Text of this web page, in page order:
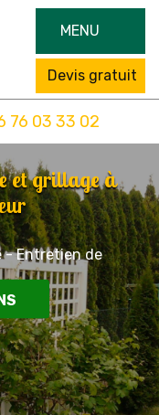
MENU
Devis gratuit
76 03 33 02
et grillage à
- Entretien de